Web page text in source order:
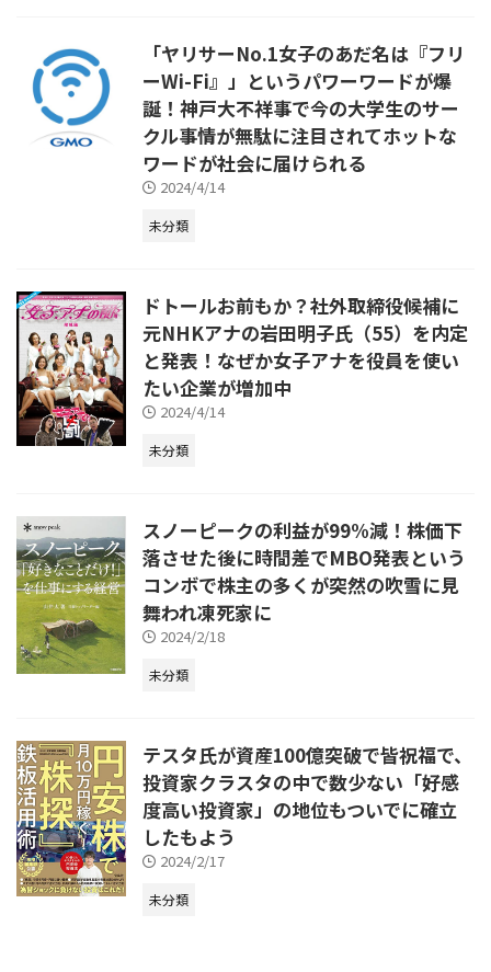
「ヤリサーNo.1女子のあだ名は『フリ
ーWi-Fi』」というパワーワードが爆
誕！神戸大不祥事で今の大学生のサー
クル事情が無駄に注目されてホットな
ワードが社会に届けられる
2024/4/14
未分類
ドトールお前もか？社外取締役候補に
元NHKアナの岩田明子氏（55）を内定
と発表！なぜか女子アナを役員を使い
たい企業が増加中
2024/4/14
未分類
スノーピークの利益が99%減！株価下
落させた後に時間差でMBO発表という
コンボで株主の多くが突然の吹雪に見
舞われ凍死家に
2024/2/18
未分類
テスタ氏が資産100億突破で皆祝福で、
投資家クラスタの中で数少ない「好感
度高い投資家」の地位もついでに確立
したもよう
2024/2/17
未分類